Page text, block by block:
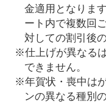
金適用となりま
ート内で複数回
対しての割引後
※仕上げが異なる
できません。
※年賀状・喪中は
ンの異なる種別